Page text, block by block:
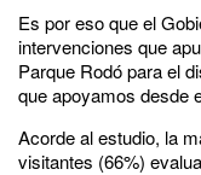
Es por eso que el
intervenciones que
Parque Rodó para el
que apoyamos desde
Acorde al estudio, la
visitantes (66%)